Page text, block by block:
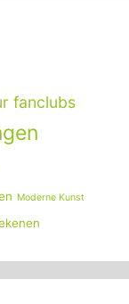
fanclubs
Moderne Kunst